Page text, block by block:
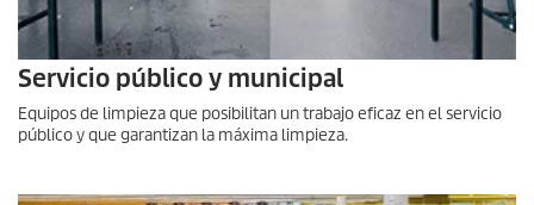
Servicio público y municipal
Equipos de limpieza que posibilitan un trabajo eficaz en el servicio
público y que garantizan la máxima limpieza.